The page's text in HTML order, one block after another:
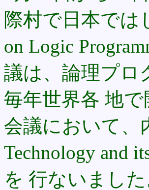
際村で日本では
on Logic
議は、論理プロ
毎年世界各 地
会議において、
Technology and
を 行ないまし